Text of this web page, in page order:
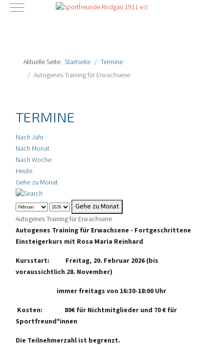
Mobile Menu Toggle
Aktuelle Seite: Startseite
Termine
Autogenes Training für Erwachsene
TERMINE
Nach Jahr
Nach Monat
Nach Woche
Heute
Gehe zu Monat
Gehe zu Monat
Autogenes Training für Erwachsene
Autogenes Training für Erwachsene - Fortgeschrittene
Einsteigerkurs mit Rosa Maria Reinhard
Kursstart: Freitag, 20. Februar 2026 (bis
voraussichtlich 28. November)
immer freitags von 16:30-18:00 Uhr
Kosten: 80€ für Nichtmitglieder und 70 € für
Sportfreund*innen
Die Teilnehmerzahl ist begrenzt.